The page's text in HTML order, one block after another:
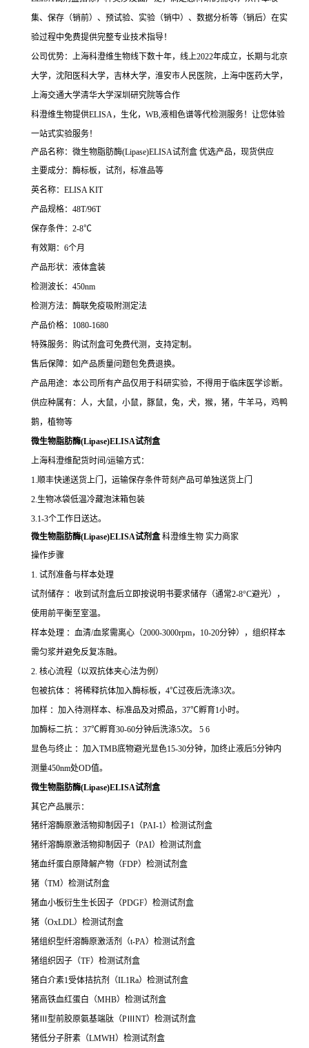
集、保存（销前）、预试验、实验（销中）、数据分析等（销后）在实
验过程中免费提供完整专业技术指导！
公司优势：上海科澄维生物线下数十年，线上2022年成立，长期与北京
大学，沈阳医科大学，吉林大学，淮安市人民医院，上海中医药大学，
上海交通大学清华大学深圳研究院等合作
科澄维生物提供ELISA，生化，WB,液相色谱等代检测服务！让您体验
一站式实验服务！
产品名称：微生物脂肪酶(Lipase)ELISA试剂盒 优选产品，现货供应
主要成分：酶标板，试剂，标准品等
英名称：ELISA KIT
产品规格：48T/96T
保存条件：2-8℃
有效期：6个月
产品形状：液体盒装
检测波长：450nm
检测方法：酶联免疫吸附测定法
产品价格：1080-1680
特殊服务：购试剂盒可免费代测，支持定制。
售后保障：如产品质量问题包免费退换。
产品用途：本公司所有产品仅用于科研实验，不得用于临床医学诊断。
供应种属有：人，大鼠，小鼠，豚鼠，兔，犬，猴，猪，牛羊马，鸡鸭
鹅，植物等
微生物脂肪酶(Lipase)ELISA试剂盒
上海科澄维配货时间/运输方式：
1.顺丰快递送货上门，运输保存条件苛刻产品可单独送货上门
2.生物冰袋低温冷藏泡沫箱包装
3.1-3个工作日送达。
微生物脂肪酶(Lipase)ELISA试剂盒 科澄维生物 实力商家
操作步骤
1. 试剂准备与样本处理
试剂储存 ：收到试剂盒后立即按说明书要求储存（通常2-8°C避光），
使用前平衡至室温。
样本处理 ：血清/血浆需离心（2000-3000rpm，10-20分钟），组织样本
需匀浆并避免反复冻融。
2. 核心流程（以双抗体夹心法为例）
包被抗体 ：将稀释抗体加入酶标板，4℃过夜后洗涤3次。
加样 ：加入待测样本、标准品及对照品，37℃孵育1小时。
加酶标二抗 ：37℃孵育30-60分钟后洗涤5次。 5 6
显色与终止 ：加入TMB底物避光显色15-30分钟，加终止液后5分钟内
测量450nm处OD值。
微生物脂肪酶(Lipase)ELISA试剂盒
其它产品展示：
猪纤溶酶原激活物抑制因子1 （PAI-1 ）检测试剂盒
猪纤溶酶原激活物抑制因子（PAI）检测试剂盒
猪血纤蛋白原降解产物（FDP）检测试剂盒
猪（TM）检测试剂盒
猪血小板衍生生长因子（PDGF）检测试剂盒
猪（OxLDL）检测试剂盒
猪组织型纤溶酶原激活剂（t-PA）检测试剂盒
猪组织因子（TF）检测试剂盒
猪白介素1受体拮抗剂（IL1Ra）检测试剂盒
猪高铁血红蛋白（MHB）检测试剂盒
猪Ⅲ型前胶原氨基端肽 （PⅢNT）检测试剂盒
猪低分子肝素（LMWH）检测试剂盒